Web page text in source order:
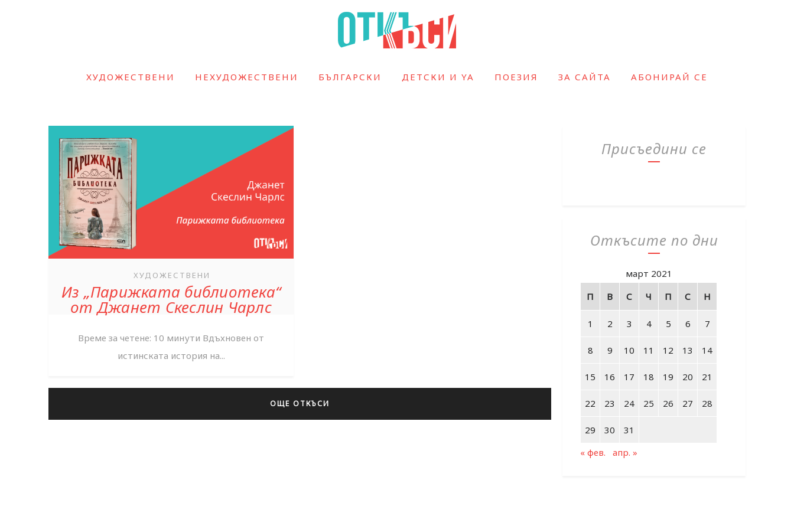
ХУДОЖЕСТВЕНИ НЕХУДОЖЕСТВЕНИ БЪЛГАРСКИ ДЕТСКИ И YA ПОЕЗИЯ ЗА САЙТА АБОНИРАЙ СЕ
ХУДОЖЕСТВЕНИ
Из „Парижката библиотека“
от Джанет Скеслин Чарлс
Време за четене: 10 минути Вдъхновен от
истинската история на...
ОЩЕ ОТКЪСИ
Присъедини се
Откъсите по дни
март 2021
П
В С Ч П С Н
1 2 3 4 5 6 7
8 9 10 11 12 13 14
15 16 17 18 19 20 21
22 23 24 25 26 27 28
29 30
31
« фев.
апр. »